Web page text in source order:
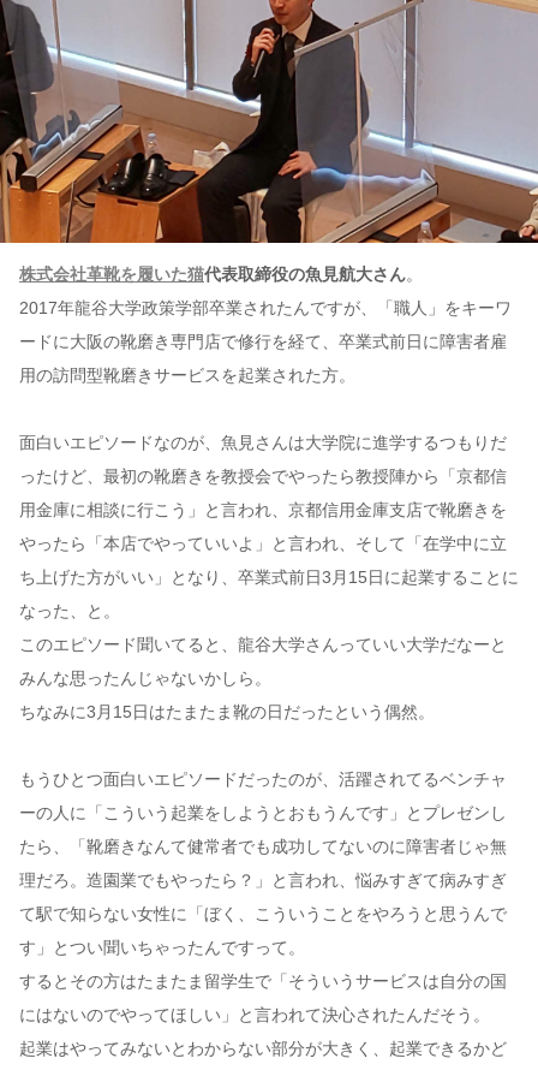
株式会社革靴を履いた猫代表取締役の魚見航大さん。
2017年龍谷大学政策学部卒業されたんですが、「職人」をキーワ
ードに大阪の靴磨き専門店で修行を経て、卒業式前日に障害者雇
用の訪問型靴磨きサービスを起業された方。
面白いエピソードなのが、魚見さんは大学院に進学するつもりだ
ったけど、最初の靴磨きを教授会でやったら教授陣から「京都信
用金庫に相談に行こう」と言われ、京都信用金庫支店で靴磨きを
やったら「本店でやっていいよ」と言われ、そして「在学中に立
ち上げた方がいい」となり、卒業式前日3月15日に起業することに
なった、と。
このエピソード聞いてると、龍谷大学さんっていい大学だなーと
みんな思ったんじゃないかしら。
ちなみに3月15日はたまたま靴の日だったという偶然。
もうひとつ面白いエピソードだったのが、活躍されてるベンチャ
ーの人に「こういう起業をしようとおもうんです」とプレゼンし
たら、「靴磨きなんて健常者でも成功してないのに障害者じゃ無
理だろ。造園業でもやったら？」と言われ、悩みすぎて病みすぎ
て駅で知らない女性に「ぼく、こういうことをやろうと思うんで
す」とつい聞いちゃったんですって。
するとその方はたまたま留学生で「そういうサービスは自分の国
にはないのでやってほしい」と言われて決心されたんだそう。
起業はやってみないとわからない部分が大きく、起業できるかど